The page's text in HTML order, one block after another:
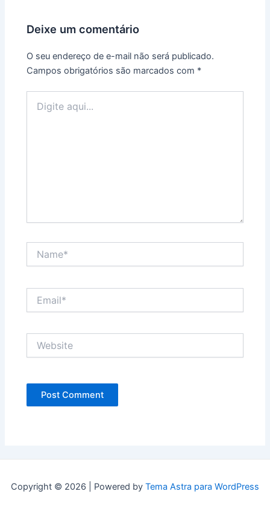
Deixe um comentário
O seu endereço de e-mail não será publicado.
Campos obrigatórios são marcados com *
aqui...
Copyright © 2026 | Powered by Tema Astra para WordPress